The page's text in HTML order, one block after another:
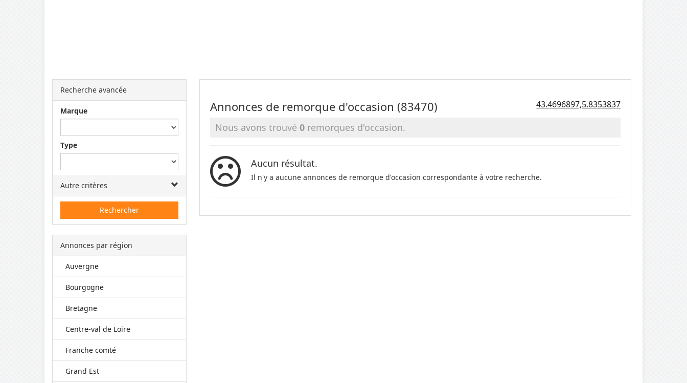
Recherche avancée
Marque
Type
Autre critères
Rechercher
Annonces par région
Auvergne
Bourgogne
Bretagne
Centre-val de Loire
Franche comté
Grand Est
Annonces de remorque d'occasion (83470) 43.4696897,5.8353837
Nous avons trouvé 0remorques d'occasion.
Aucun résultat.
Il n'y a aucune annonces de remorque d'occasion correspondante à votre recherche.